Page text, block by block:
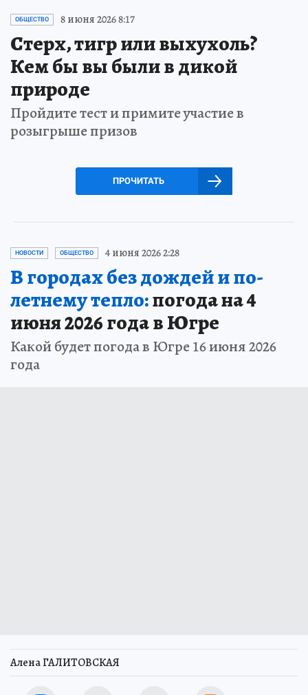
ОБЩЕСТВО 8 июня 2026 8:17
Стерх, тигр или выхухоль?
Кем бы вы были в дикой
природе
Пройдите тест и примите участие в
розыгрыше призов
ПРОЧИТАТЬ
НОВОСТИ ОБЩЕСТВО 4 июня 2026 2:28
В городах без дождей и по-
летнему тепло:погода на 4
июня 2026 года в Югре
Какой будет погода в Югре 16 июня 2026
года
Алена ГАЛИТОВСКАЯ